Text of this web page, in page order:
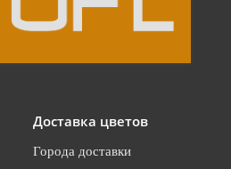
Доставка цветов
Города доставки